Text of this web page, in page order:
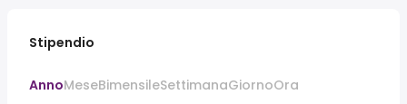
Stipendio
AnnoMeseBimensileSettimanaGiornoOra